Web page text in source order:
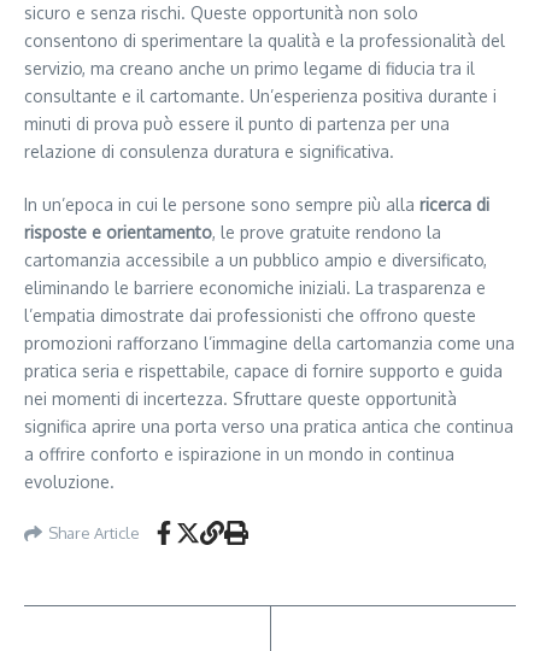
sicuro e senza rischi. Queste opportunità non solo
consentono di sperimentare la qualità e la professionalità del
servizio, ma creano anche un primo legame di fiducia tra il
consultante e il cartomante. Un’esperienza positiva durante i
minuti di prova può essere il punto di partenza per una
relazione di consulenza duratura e significativa.
In un’epoca in cui le persone sono sempre più alla ricerca di
risposte e orientamento, le prove gratuite rendono la
cartomanzia accessibile a un pubblico ampio e diversificato,
eliminando le barriere economiche iniziali. La trasparenza e
l’empatia dimostrate dai professionisti che offrono queste
promozioni rafforzano l’immagine della cartomanzia come una
pratica seria e rispettabile, capace di fornire supporto e guida
nei momenti di incertezza. Sfruttare queste opportunità
significa aprire una porta verso una pratica antica che continua
a offrire conforto e ispirazione in un mondo in continua
evoluzione.
Share Article